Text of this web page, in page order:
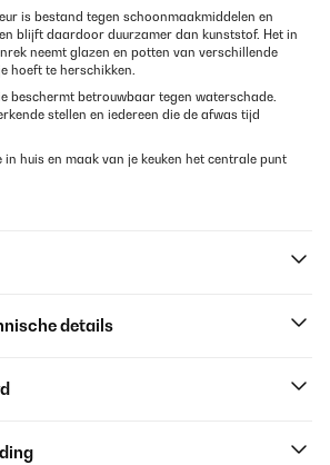
is bestand tegen schoonmaakmiddelen en
blijft daardoor duurzamer dan kunststof. Het in
neemt glazen en potten van verschillende
hoeft te herschikken.
beschermt betrouwbaar tegen waterschade.
stellen en iedereen die de afwas tijd
in huis en maak van je keuken het centrale punt
details